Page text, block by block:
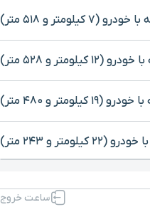
کلیک کنید
ساعت خروج